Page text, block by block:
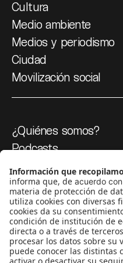
Cultura
Medio ambiente
Medios y periodismo
Ciudad
Movilización social
¿Quiénes somos?
Podcasts
Ediciones especiales
Proyectos 070
SÍGUENOS